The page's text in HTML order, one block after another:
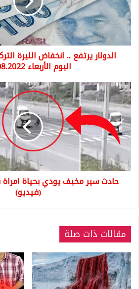
الليرة
التركية
مقابل
العملات
اليوم
الأربعاءالدولار يرتفع .. انخفاض الليرة
اليوم الأربعاء 24.08.2022
حادث
سير
مخيف
يودي
بحياة
امراة
ستينية
في
صقاريا
(فيديو)حادث سير مخيف يودي بحياة
(فيديو)
مقالات ذات صلة